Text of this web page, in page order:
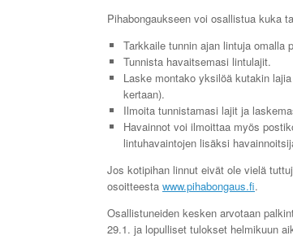
Pihabongaukseen voi osallistua kuka
Tarkkaile tunnin ajan lintuja omalla
Tunnista havaitsemasi lintulajit.
Laske montako yksilöä kutakin
kertaan).
Ilmoita tunnistamasi lajit ja
Havainnot voi ilmoittaa myös
lintuhavaintojen lisäksi
Jos kotipihan linnut eivät ole vielä
osoitteesta www.pihabongaus.fi.
Osallistuneiden kesken arvotaan
29.1. ja lopulliset tulokset helmikuun